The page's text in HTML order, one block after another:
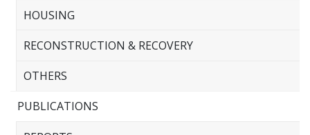
HOUSING
RECONSTRUCTION & RECOVERY
OTHERS
PUBLICATIONS